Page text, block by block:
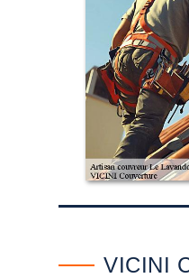
VICINI